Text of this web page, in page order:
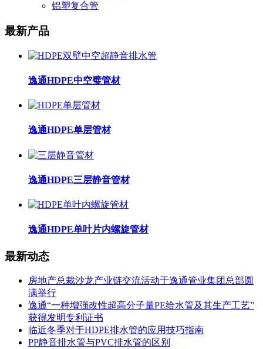
铝塑复合管
最新产品
逸通HDPE中空璧管材
逸通HDPE单层管材
逸通HDPE三层静音管材
逸通HDPE单叶片内螺旋管材
最新动态
房地产总裁沙龙产业链交流活动于逸通管业集团总部圆
满举行
逸通“一种增强改性超高分子量PE给水管及其生产工艺”
获得发明专利证书
临近冬季对于HDPE排水管的应用技巧指南
PP静音排水管与PVC排水管的区别